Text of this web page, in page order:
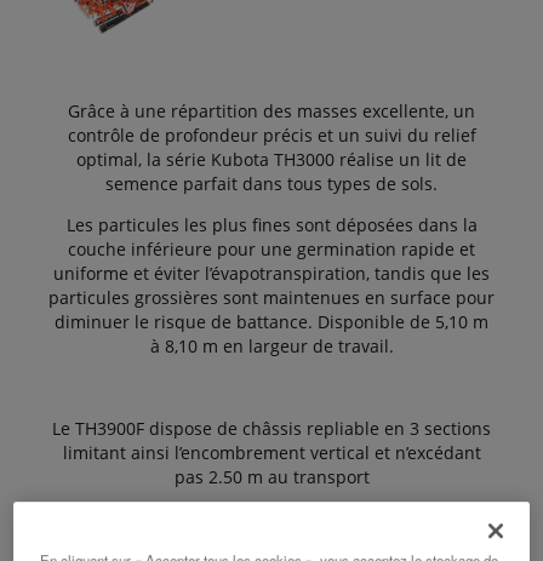
Grâce à une répartition des masses excellente, un
contrôle de profondeur précis et un suivi du relief
optimal, la série Kubota TH3000 réalise un lit de
semence parfait dans tous types de sols.
Les particules les plus fines sont déposées dans la
couche inférieure pour une germination rapide et
uniforme et éviter l’évapotranspiration, tandis que les
particules grossières sont maintenues en surface pour
diminuer le risque de battance. Disponible de 5,10 m
à 8,10 m en largeur de travail.
Le TH3900F dispose de châssis repliable en 3 sections
limitant ainsi l’encombrement vertical et n’excédant
pas 2.50 m au transport